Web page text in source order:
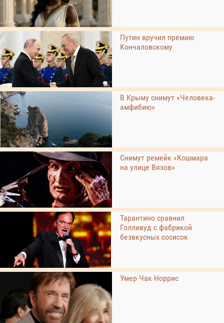
Путин вручил премию
Кончаловскому
В Крыму снимут «Человека-
амфибию»
Снимут ремейк «Кошмара
на улице Вязов»
Тарантино сравнил
Голливуд с фабрикой
безвкусных сосисок
Умер Чак Норрис